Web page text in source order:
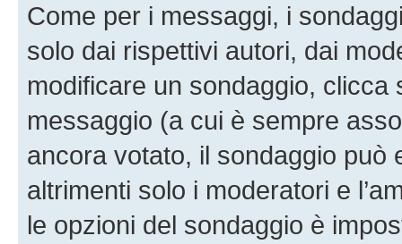
Come per i messaggi, i
solo dai rispettivi autori, dai
modificare un sondaggio,
messaggio (a cui è sempre
ancora votato, il sondaggio può
altrimenti solo i moderatori e
le opzioni del sondaggio è